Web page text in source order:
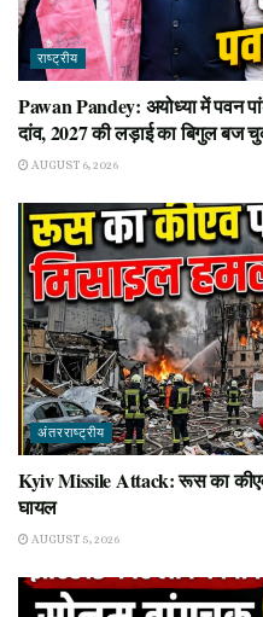
राष्ट्रीय
Pawan Pandey: अयोध्या में पवन
दांव, 2027 की लड़ाई का बिगुल बज
AUGUST 6, 2026
अंतरराष्ट्रीय
Kyiv Missile Attack: रूस का
घायल
AUGUST 5, 2026